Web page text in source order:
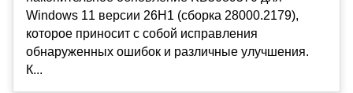
Windows 11 версии 26H1 (сборка 28000.2179),
которое приносит с собой исправления
обнаруженных ошибок и различные улучшения.
К...